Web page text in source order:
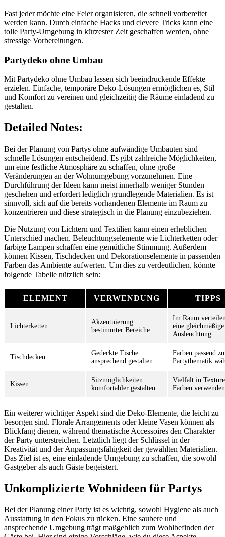
Fast jeder möchte eine Feier organisieren, die schnell vorbereitet
werden kann. Durch einfache Hacks und clevere Tricks kann eine
tolle Party-Umgebung in kürzester Zeit geschaffen werden, ohne
stressige Vorbereitungen.
Partydeko ohne Umbau
Mit Partydeko ohne Umbau lassen sich beeindruckende Effekte
erzielen. Einfache, temporäre Deko-Lösungen ermöglichen es, Stil
und Komfort zu vereinen und gleichzeitig die Räume einladend zu
gestalten.
Detailed Notes:
Bei der Planung von Partys ohne aufwändige Umbauten sind
schnelle Lösungen entscheidend. Es gibt zahlreiche Möglichkeiten,
um eine festliche Atmosphäre zu schaffen, ohne große
Veränderungen an der Wohnumgebung vorzunehmen. Eine
Durchführung der Ideen kann meist innerhalb weniger Stunden
geschehen und erfordert lediglich grundlegende Materialien. Es ist
sinnvoll, sich auf die bereits vorhandenen Elemente im Raum zu
konzentrieren und diese strategisch in die Planung einzubeziehen.
Die Nutzung von Lichtern und Textilien kann einen erheblichen
Unterschied machen. Beleuchtungselemente wie Lichterketten oder
farbige Lampen schaffen eine gemütliche Stimmung. Außerdem
können Kissen, Tischdecken und Dekorationselemente in passenden
Farben das Ambiente aufwerten. Um dies zu verdeutlichen, könnte
folgende Tabelle nützlich sein:
ELEMENT VERWENDUNG TIPPS
Lichterketten
Akzentuierung
bestimmter Bereiche
Im Raum
eine gleichmäßige
Ausleuchtung
Tischdecken
Gedeckte Tische
ansprechend gestalten
Farben passend
Partythematik
Kissen
Sitzmöglichkeiten
komfortabler gestalten
Vielfalt in
Farben verwenden
Ein weiterer wichtiger Aspekt sind die Deko-Elemente, die leicht zu
besorgen sind. Florale Arrangements oder kleine Vasen können als
Blickfang dienen, während thematische Accessoires den Charakter
der Party unterstreichen. Letztlich liegt der Schlüssel in der
Kreativität und der Anpassungsfähigkeit der gewählten Materialien.
Das Ziel ist es, eine einladende Umgebung zu schaffen, die sowohl
Gastgeber als auch Gäste begeistert.
Unkomplizierte Wohnideen für Partys
Bei der Planung einer Party ist es wichtig, sowohl Hygiene als auch
Ausstattung in den Fokus zu rücken. Eine saubere und
ansprechende Umgebung trägt maßgeblich zum Wohlbefinden der